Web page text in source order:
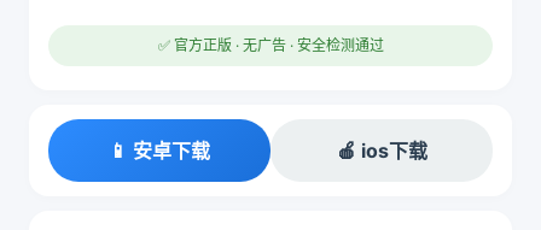
✅ 官方正版 · 无广告 · 安全检测通过
📱 安卓下载 🍎 ios下载